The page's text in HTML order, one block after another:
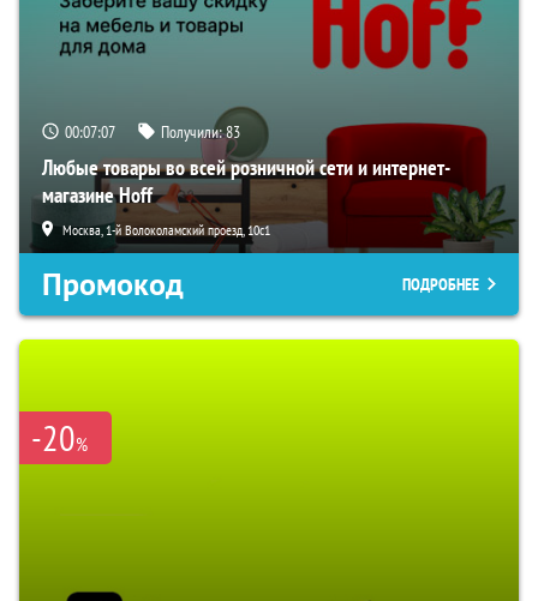
00:07:07 Получили:83
Любые товары во всей розничной сети и интернет-
магазине Hoff
Москва, 1-й Волоколамский проезд, 10с1
Промокод ПОДРОБНЕЕ
-20%